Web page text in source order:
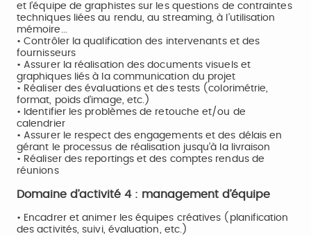
et l’équipe de graphistes sur les questions de contraintes
techniques liées au rendu, au streaming, à l’utilisation
mémoire...
• Contrôler la qualification des intervenants et des
fournisseurs
• Assurer la réalisation des documents visuels et
graphiques liés à la communication du projet
• Réaliser des évaluations et des tests (colorimétrie,
format, poids d’image, etc.)
• Identifier les problèmes de retouche et/ou de
calendrier
• Assurer le respect des engagements et des délais en
gérant le processus de réalisation jusqu’à la livraison
• Réaliser des reportings et des comptes rendus de
réunions
Domaine d’activité 4 : management d’équipe
• Encadrer et animer les équipes créatives (planification
des activités, suivi, évaluation, etc.)